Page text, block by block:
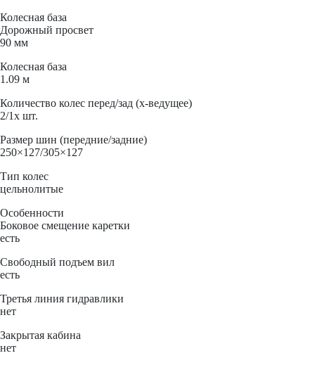
Колесная база
Дорожный просвет
90 мм
Колесная база
1.09 м
Количество колес перед/зад (x-ведущее)
2/1x шт.
Размер шин (передние/задние)
250×127/305×127
Тип колес
цельнолитые
Особенности
Боковое смещение каретки
есть
Свободный подъем вил
есть
Третья линия гидравлики
нет
Закрытая кабина
нет